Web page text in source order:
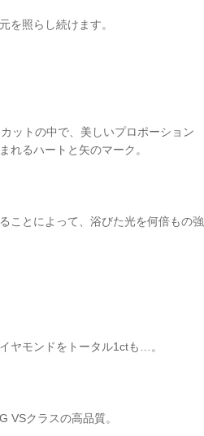
を照らし続けます。
ットの中で、美しいプロポーション
れるハートと矢のマーク。
ことによって、浴びた光を何倍もの強
ヤモンドをトータル1ctも…。
VSクラスの高品質。